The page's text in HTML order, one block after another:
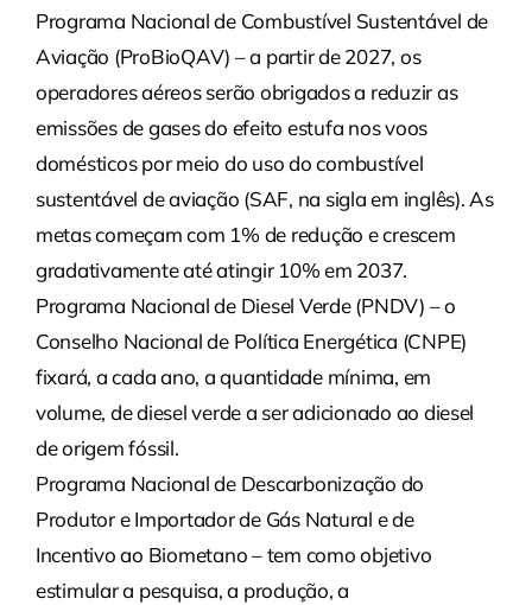
Programa Nacional de Combustível Sustentável de
Aviação (ProBioQAV) – a partir de 2027, os
operadores aéreos serão obrigados a reduzir as
emissões de gases do efeito estufa nos voos
domésticos por meio do uso do combustível
sustentável de aviação (SAF, na sigla em inglês). As
metas começam com 1% de redução e crescem
gradativamente até atingir 10% em 2037.
Programa Nacional de Diesel Verde (PNDV) – o
Conselho Nacional de Política Energética (CNPE)
fixará, a cada ano, a quantidade mínima, em
volume, de diesel verde a ser adicionado ao diesel
de origem fóssil.
Programa Nacional de Descarbonização do
Produtor e Importador de Gás Natural e de
Incentivo ao Biometano – tem como objetivo
estimular a pesquisa, a produção, a